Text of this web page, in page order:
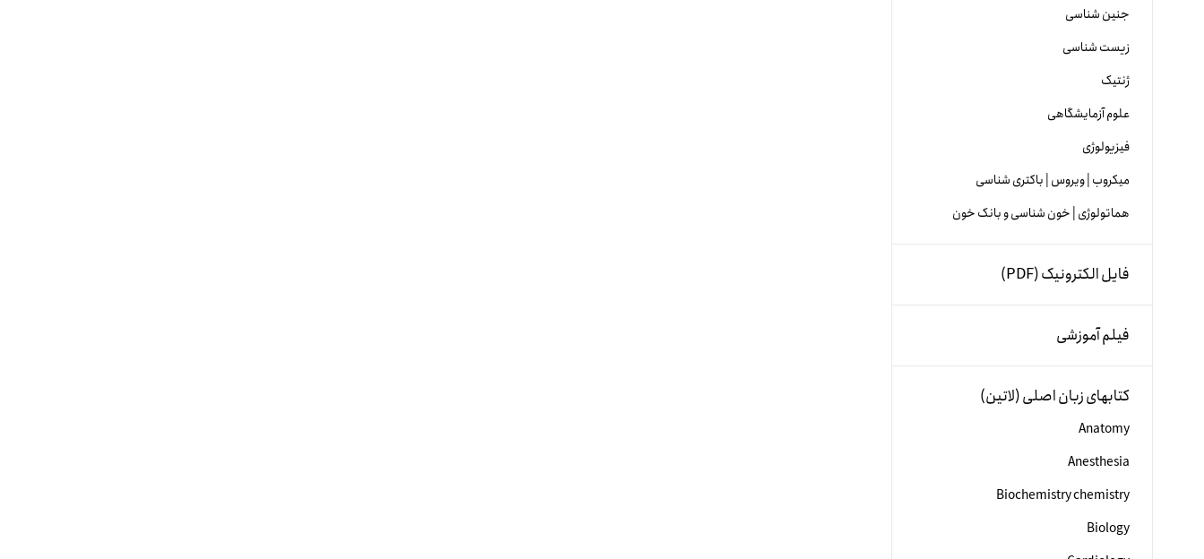
جنین شناسی
زیست شناسی
ژنتیک
علوم آزمایشگاهی
فیزیولوژی
میکروب | ویروس | باکتری شناسی
هماتولوژی | خون شناسی و بانک خون
فایل الکترونیک (PDF)
فیلم آموزشی
کتابهای زبان اصلی (لاتین)
Anatomy
Anesthesia
Biochemistry chemistry
Biology